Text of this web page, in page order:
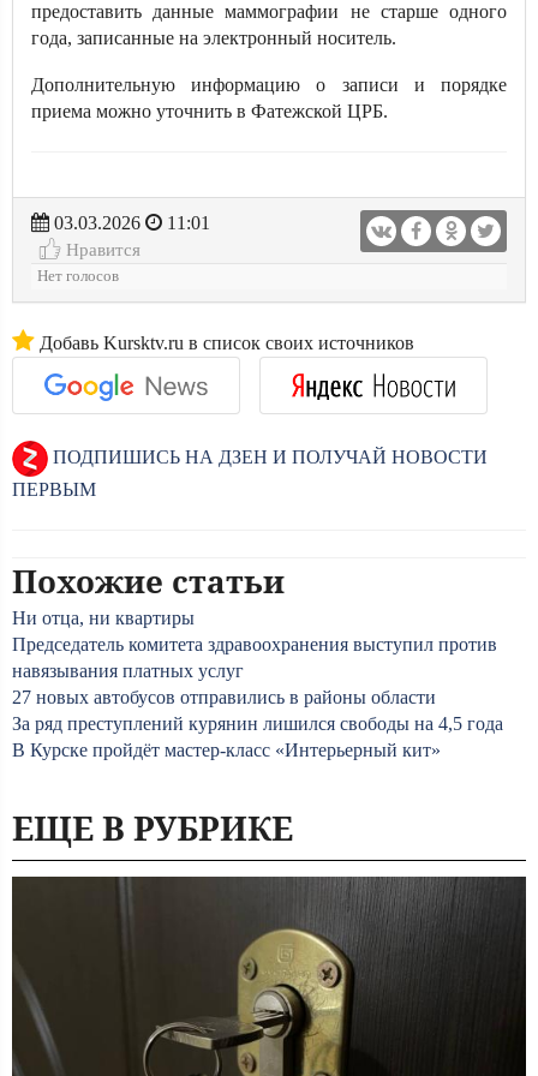
предоставить данные маммографии не старше одного
года, записанные на электронный носитель.
Дополнительную информацию о записи и порядке
приема можно уточнить в Фатежской ЦРБ.
03.03.2026
11:01
Нравится
Нет голосов
Добавь Kursktv.ru в список своих источников
ПОДПИШИСЬ НА ДЗЕН И ПОЛУЧАЙ НОВОСТИ
ПЕРВЫМ
Похожие статьи
Ни отца, ни квартиры
Председатель комитета здравоохранения выступил против
навязывания платных услуг
27 новых автобусов отправились в районы области
За ряд преступлений курянин лишился свободы на 4,5 года
В Курске пройдёт мастер-класс «Интерьерный кит»
ЕЩЕ В РУБРИКЕ